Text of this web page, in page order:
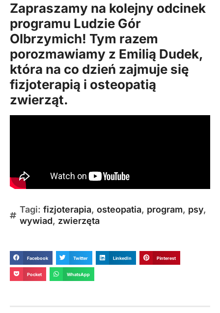
Zapraszamy na kolejny odcinek
programu Ludzie Gór
Olbrzymich! Tym razem
porozmawiamy z Emilią Dudek,
która na co dzień zajmuje się
fizjoterapią i osteopatią
zwierząt.
Tagi: fizjoterapia, osteopatia, program, psy,
wywiad, zwierzęta
Facebook Twitter LinkedIn Pinterest
Pocket WhatsApp